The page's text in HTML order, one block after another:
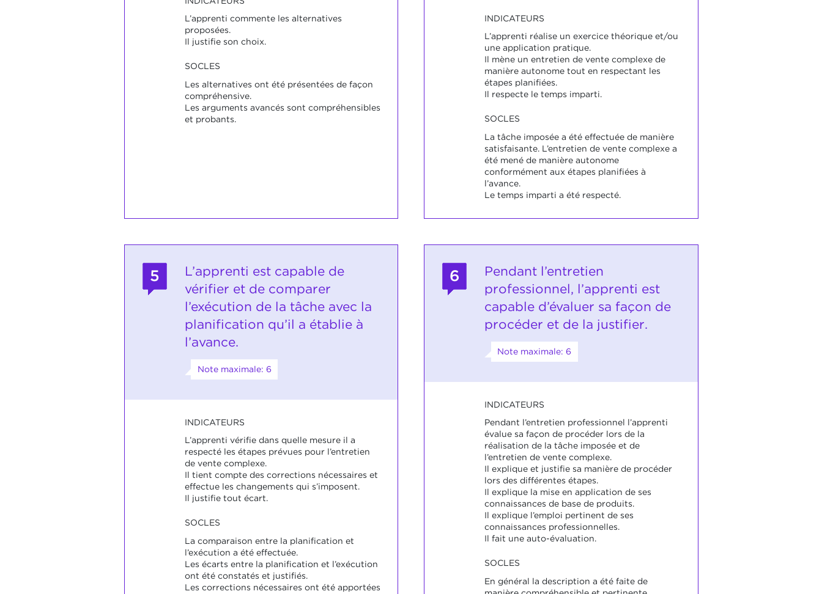
L’apprenti commente les alternatives
proposées.
Il justifie son choix.
SOCLES
Les alternatives ont été présentées de façon
compréhensive.
Les arguments avancés sont compréhensibles
et probants.
INDICATEURS
L’apprenti réalise un exercice théorique et/ou
une application pratique.
Il mène un entretien de vente complexe de
manière autonome tout en respectant les
étapes planifiées.
Il respecte le temps imparti.
SOCLES
La tâche imposée a été effectuée de manière
satisfaisante. L’entretien de vente complexe a
été mené de manière autonome
conformément aux étapes planifiées à
l’avance.
Le temps imparti a été respecté.
5
L’apprenti est capable de
vérifier et de comparer
l’exécution de la tâche avec la
planification qu’il a établie à
l’avance.
Note maximale: 6
INDICATEURS
L’apprenti vérifie dans quelle mesure il a
respecté les étapes prévues pour l’entretien
de vente complexe.
Il tient compte des corrections nécessaires et
effectue les changements qui s’imposent.
Il justifie tout écart.
SOCLES
La comparaison entre la planification et
l’exécution a été effectuée.
Les écarts entre la planification et l’exécution
ont été constatés et justifiés.
Les corrections nécessaires ont été apportées
6
Pendant l’entretien
professionnel, l’apprenti est
capable d’évaluer sa façon de
procéder et de la justifier.
Note maximale: 6
INDICATEURS
Pendant l’entretien professionnel l’apprenti
évalue sa façon de procéder lors de la
réalisation de la tâche imposée et de
l’entretien de vente complexe.
Il explique et justifie sa manière de procéder
lors des différentes étapes.
Il explique la mise en application de ses
connaissances de base de produits.
Il explique l’emploi pertinent de ses
connaissances professionnelles.
Il fait une auto-évaluation.
SOCLES
En général la description a été faite de